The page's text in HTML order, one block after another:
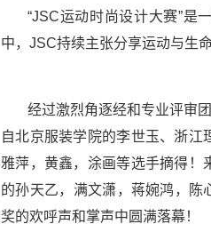
“JSC运动时尚设计大赛”是
中，JSC持续主张分享运动与生
经过激烈角逐经和专业评审
自北京服装学院的李世玉、浙
雅萍，黄鑫，涂画等选手摘得！
的孙天乙，满文潇，蒋婉鸿，陈
奖的欢呼声和掌声中圆满落幕！